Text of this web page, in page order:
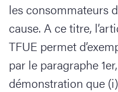
les consommateurs
cause. A ce titre,
TFUE permet
par le paragraphe
démonstration que